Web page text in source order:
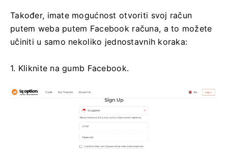
Također, imate mogućnost otvoriti svoj račun
putem weba putem Facebook računa, a to možete
učiniti u samo nekoliko jednostavnih koraka:
1. Kliknite na gumb Facebook.